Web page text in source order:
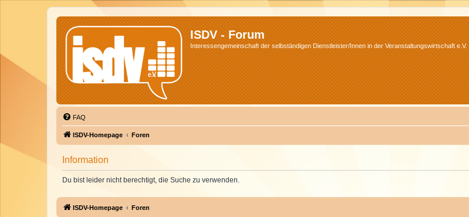
ISDV - Forum
Interessengemeinschaft der selbständigen Dienstleister/Innen in der Veranstaltungswirtschaft e.V.
FAQ
ISDV-Homepage Foren
Information
Du bist leider nicht berechtigt, die Suche zu verwenden.
ISDV-Homepage Foren